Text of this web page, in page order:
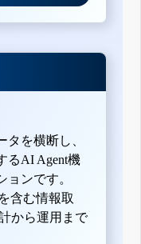
タを横断し、
るAI Agent機
ンです。
含む情報取
から運用まで